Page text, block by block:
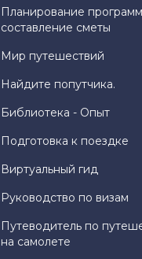
Планирование
составление сметы
Мир путешествий
Найдите попутчика.
Библиотека - Опыт
Подготовка к поездке
Виртуальный гид
Руководство по визам
Путеводитель по
на самолете